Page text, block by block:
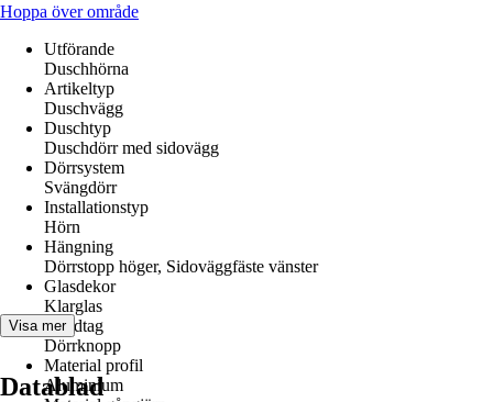
Hoppa över område
Utförande
Duschhörna
Artikeltyp
Duschvägg
Duschtyp
Duschdörr med sidovägg
Dörrsystem
Svängdörr
Installationstyp
Hörn
Hängning
Dörrstopp höger, Sidoväggfäste vänster
Glasdekor
Klarglas
Handtag
Dörrknopp
Material profil
Aluminium
Visa mer
Datablad